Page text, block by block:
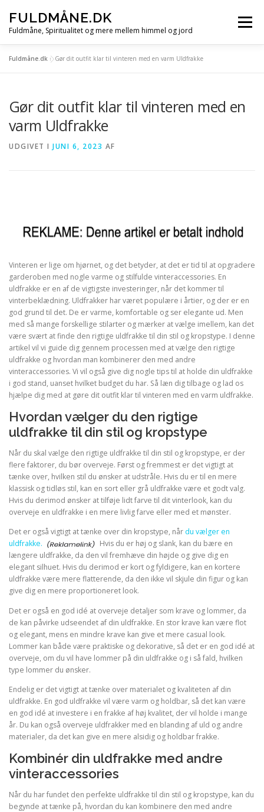
indhold
FULDMÅNE.DK
Fuldmåne, Spiritualitet og mere mellem himmel og jord
Menu
MÅNE, SOL OG STJERNER ALLE ARTIKLER
Fuldmåne.dk »Gør dit outfit klar til vinteren med en varm Uldfrakke
Gør dit outfit klar til vinteren med en
varm Uldfrakke
UDGIVET I JUNI 6, 2023 AF
Vinteren er lige om hjørnet, og det betyder, at det er tid til at opgradere
garderoben med nogle varme og stilfulde vinteraccessories. En
uldfrakke er en af ​​de vigtigste investeringer, når det kommer til
vinterbeklædning. Uldfrakker har været populære i årtier, og der er en
god grund til det. De er varme, komfortable og ser elegante ud. Men
med så mange forskellige stilarter og mærker at vælge imellem, kan det
være svært at finde den rigtige uldfrakke til din stil og kropstype. I denne
artikel vil vi guide dig gennem processen med at vælge den rigtige
uldfrakke og hvordan man kombinerer den med andre
vinteraccessories. Vi vil også give dig nogle tips til at holde din uldfrakke
i god stand, uanset hvilket budget du har. Så læn dig tilbage og lad os
hjælpe dig med at gøre dit outfit klar til vinteren med en varm uldfrakke.
Hvordan vælger du den rigtige
uldfrakke til din stil og kropstype
Når du skal vælge den rigtige uldfrakke til din stil og kropstype, er der
flere faktorer, du bør overveje. Først og fremmest er det vigtigt at
tænke over, hvilken stil du ønsker at udstråle. Hvis du er til en mere
klassisk og tidløs stil, kan en sort eller grå uldfrakke være et godt valg.
Hvis du derimod ønsker at tilføje lidt farve til dit vinterlook, kan du
overveje en uldfrakke i en mere livlig farve eller med et mønster.
Det er også vigtigt at tænke over din kropstype, når du vælger en
uldfrakke.
Hvis du er høj og slank, kan du bære en
længere uldfrakke, da den vil fremhæve din højde og give dig en
elegant silhuet. Hvis du derimod er kort og fyldigere, kan en kortere
uldfrakke være mere flatterende, da den ikke vil skjule din figur og kan
give dig en mere proportioneret look.
Det er også en god idé at overveje detaljer som krave og lommer, da
de kan påvirke udseendet af din uldfrakke. En stor krave kan være flot
og elegant, mens en mindre krave kan give et mere casual look.
Lommer kan både være praktiske og dekorative, så det er en god idé at
overveje, om du vil have lommer på din uldfrakke og i så fald, hvilken
type lommer du ønsker.
Endelig er det vigtigt at tænke over materialet og kvaliteten af din
uldfrakke. En god uldfrakke vil være varm og holdbar, så det kan være
en god idé at investere i en frakke af høj kvalitet, der vil holde i mange
år. Du kan også overveje uldfrakker med en blanding af uld og andre
materialer, da det kan give en mere alsidig og holdbar frakke.
Kombinér din uldfrakke med andre
vinteraccessories
Når du har fundet den perfekte uldfrakke til din stil og kropstype, kan du
begynde at tænke på, hvordan du kan kombinere den med andre